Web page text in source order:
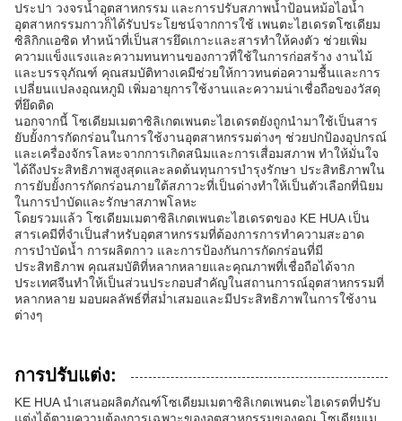
ประปา วงจรน้ำอุตสาหกรรม และการปรับสภาพน้ำป้อนหม้อไอน้ำ
อุตสาหกรรมกาวก็ได้รับประโยชน์จากการใช้ เพนตะไฮเดรตโซเดียม
ซิลิกิกแอซิด ทำหน้าที่เป็นสารยึดเกาะและสารทำให้คงตัว ช่วยเพิ่ม
ความแข็งแรงและความทนทานของกาวที่ใช้ในการก่อสร้าง งานไม้
และบรรจุภัณฑ์ คุณสมบัติทางเคมีช่วยให้กาวทนต่อความชื้นและการ
เปลี่ยนแปลงอุณหภูมิ เพิ่มอายุการใช้งานและความน่าเชื่อถือของวัสดุ
ที่ยึดติด
นอกจากนี้ โซเดียมเมตาซิลิเกตเพนตะไฮเดรตยังถูกนำมาใช้เป็นสาร
ยับยั้งการกัดกร่อนในการใช้งานอุตสาหกรรมต่างๆ ช่วยปกป้องอุปกรณ์
และเครื่องจักรโลหะจากการเกิดสนิมและการเสื่อมสภาพ ทำให้มั่นใจ
ได้ถึงประสิทธิภาพสูงสุดและลดต้นทุนการบำรุงรักษา ประสิทธิภาพใน
การยับยั้งการกัดกร่อนภายใต้สภาวะที่เป็นด่างทำให้เป็นตัวเลือกที่นิยม
ในการบำบัดและรักษาสภาพโลหะ
โดยรวมแล้ว โซเดียมเมตาซิลิเกตเพนตะไฮเดรตของ KE HUA เป็น
สารเคมีที่จำเป็นสำหรับอุตสาหกรรมที่ต้องการการทำความสะอาด
การบำบัดน้ำ การผลิตกาว และการป้องกันการกัดกร่อนที่มี
ประสิทธิภาพ คุณสมบัติที่หลากหลายและคุณภาพที่เชื่อถือได้จาก
ประเทศจีนทำให้เป็นส่วนประกอบสำคัญในสถานการณ์อุตสาหกรรมที่
หลากหลาย มอบผลลัพธ์ที่สม่ำเสมอและมีประสิทธิภาพในการใช้งาน
ต่างๆ
การปรับแต่ง:
KE HUA นำเสนอผลิตภัณฑ์โซเดียมเมตาซิลิเกตเพนตะไฮเดรตที่ปรับ